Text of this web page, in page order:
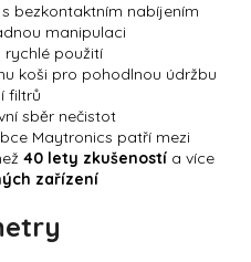
bezkontaktním nabíjením
manipulaci
použití
koši pro pohodlnou údržbu
filtrů
sběr nečistot
Maytronics patří mezi
40 lety zkušeností a více
zařízení